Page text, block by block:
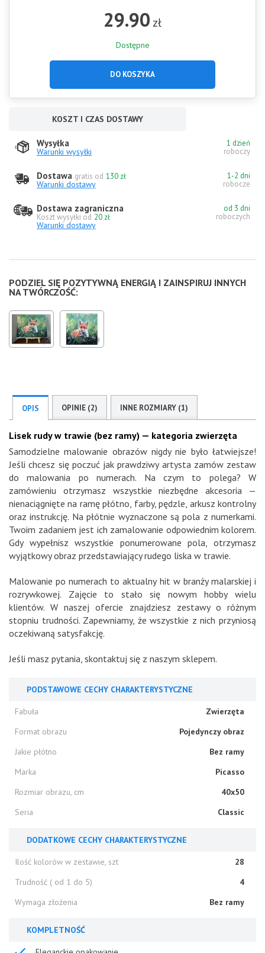
29.90 zł
Dostępne
DO KOSZYKA
KOSZT I CZAS DOSTAWY
Wysyłka
Warunki wysyłki
1 dzień
roboczy
Dostawa gratis od 130 zł
Warunki dostawy
1-2 dni
robocze
Dostawa zagraniczna
Koszt wysyłki od 20 zł
Warunki dostawy
od 3 dni
roboczych
PODZIEL SIĘ POZYTYWNĄ ENERGIĄ I ZAINSPIRUJ INNYCH
NA TWÓRCZOŚĆ:
OPIS OPINIE (2) INNE ROZMIARY (1)
Lisek rudy w trawie (bez ramy) — kategoria zwierzęta
Samodzielne malowanie obrazów nigdy nie było łatwiejsze!
Jeśli chcesz się poczuć jak prawdziwy artysta zamów zestaw
do malowania po numerach. Na czym to polega? W
zamówieniu otrzymasz wszystkie niezbędne akcesoria —
nienaciągnięte na ramę płótno, farby, pędzle, arkusz kontrolny
oraz instrukcję. Na płótnie wyznaczone są pola z numerkami.
Twoim zadaniem jest ich zamalowanie odpowiednim kolorem.
Gdy wypełnisz wszystkie ponumerowane pola, otrzymasz
wyjątkowy obraz przedstawiający rudego liska w trawie.
Malowanie po numerach to aktualny hit w branży malarskiej i
rozrywkowej. Zajęcie to stało się nowym hobby wielu
klientów. W naszej ofercie znajdziesz zestawy o różnym
stopniu trudności. Zapewniamy, że wszystkie z nich przyniosą
oczekiwaną satysfakcję.
Jeśli masz pytania, skontaktuj się z naszym sklepem.
PODSTAWOWE CECHY CHARAKTERYSTYCZNE
Fabuła
Zwierzęta
Format obrazu
Pojedynczy obraz
Jakie płótno
Bez ramy
Marka
Picasso
Rozmiar obrazu, cm
40x50
Seria
Classic
DODATKOWE CECHY CHARAKTERYSTYCZNE
Ilość kolorów w zestawie, szt
28
Trudność ( od 1 do 5)
4
Wymaga złożenia
Bez ramy
KOMPLETNOŚĆ